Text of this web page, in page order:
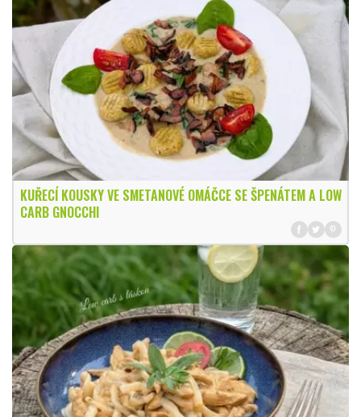
KUŘECÍ KOUSKY VE SMETANOVÉ OMÁČCE SE ŠPENÁTEM A LOW
CARB GNOCCHI